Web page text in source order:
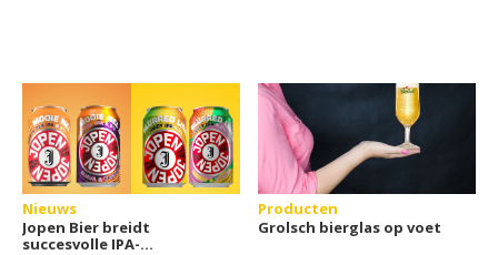
Nieuws
Jopen Bier breidt
succesvolle IPA-
Producten
Grolsch bierglas op voet